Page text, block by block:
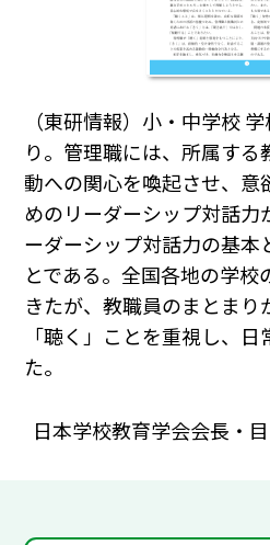
（東研情報）小・中学校
り。管理職には、所属す
動への関心を喚起させ、意
めのリーダーシップ対話力
ーダーシップ対話力の基本
とである。全国各地の学校
きたが、教職員のまとまり
「聴く」ことを重視し、
た。
日本学校教育学会会長・